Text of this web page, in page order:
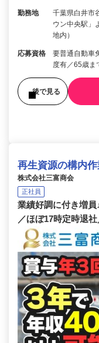
勤務地
千葉県白井市
ウン中央駅」
地内）
応募資格
要普通自動車
度有／65歳
後で見る
再生資源の構内
株式会社三富商会
正社員
業績好調に付き増
／ほぼ17時定時退